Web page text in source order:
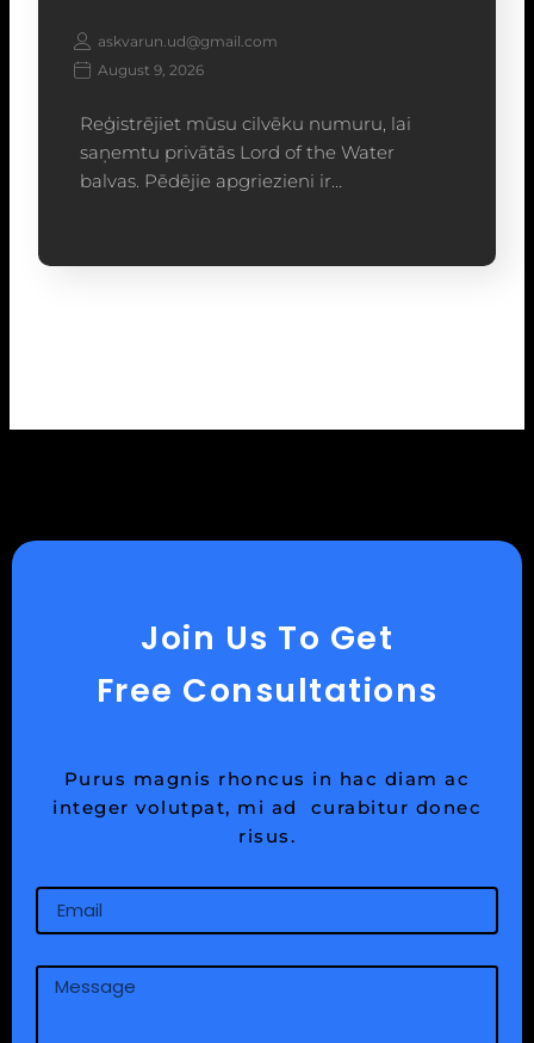
askvarun.ud@gmail.com
August 9, 2026
Reģistrējiet mūsu cilvēku numuru, lai
saņemtu privātās Lord of the Water
balvas. Pēdējie apgriezieni ir…
Join Us To Get
Free Consultations
Purus magnis rhoncus in hac diam ac
integer volutpat, mi ad curabitur donec
risus.
Email
Message